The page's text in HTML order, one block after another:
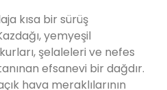
kısa bir sürüş
yemyeşil
şelaleleri ve nefes
efsanevi bir dağdır.
hava meraklılarının